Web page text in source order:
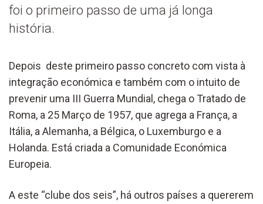
foi o primeiro passo de uma já longa
história.
Depois deste primeiro passo concreto com vista à
integração económica e também com o intuito de
prevenir uma III Guerra Mundial, chega o Tratado de
Roma, a 25 Março de 1957, que agrega a França, a
Itália, a Alemanha, a Bélgica, o Luxemburgo e a
Holanda. Está criada a Comunidade Económica
Europeia.
A este “clube dos seis”, há outros países a quererem